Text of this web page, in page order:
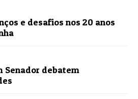
e desafios nos 20 anos
Senador debatem